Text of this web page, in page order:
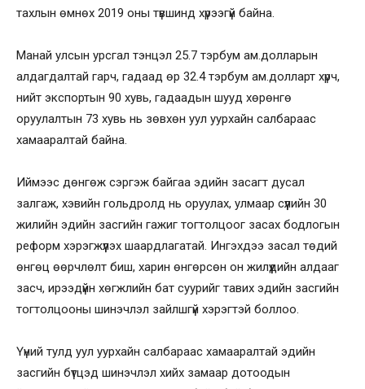
тахлын өмнөх 2019 оны түвшинд хүрээгүй байна.
Манай улсын урсгал тэнцэл 25.7 тэрбум ам.долларын
алдагдалтай гарч, гадаад өр 32.4 тэрбум ам.долларт хүрч,
нийт экспортын 90 хувь, гадаадын шууд хөрөнгө
оруулалтын 73 хувь нь зөвхөн уул уурхайн салбараас
хамааралтай байна.
Иймээс дөнгөж сэргэж байгаа эдийн засагт дусал
залгаж, хэвийн гольдролд нь оруулах, улмаар сүүлийн 30
жилийн эдийн засгийн гажиг тогтолцоог засах бодлогын
реформ хэрэгжүүлэх шаардлагатай. Ингэхдээ засал төдий
өнгөц өөрчлөлт биш, харин өнгөрсөн он жилүүдийн алдааг
засч, ирээдүйн хөгжлийн бат суурийг тавих эдийн засгийн
тогтолцооны шинэчлэл зайлшгүй хэрэгтэй боллоо.
Үүний тулд уул уурхайн салбараас хамааралтай эдийн
засгийн бүтцэд шинэчлэл хийх замаар дотоодын